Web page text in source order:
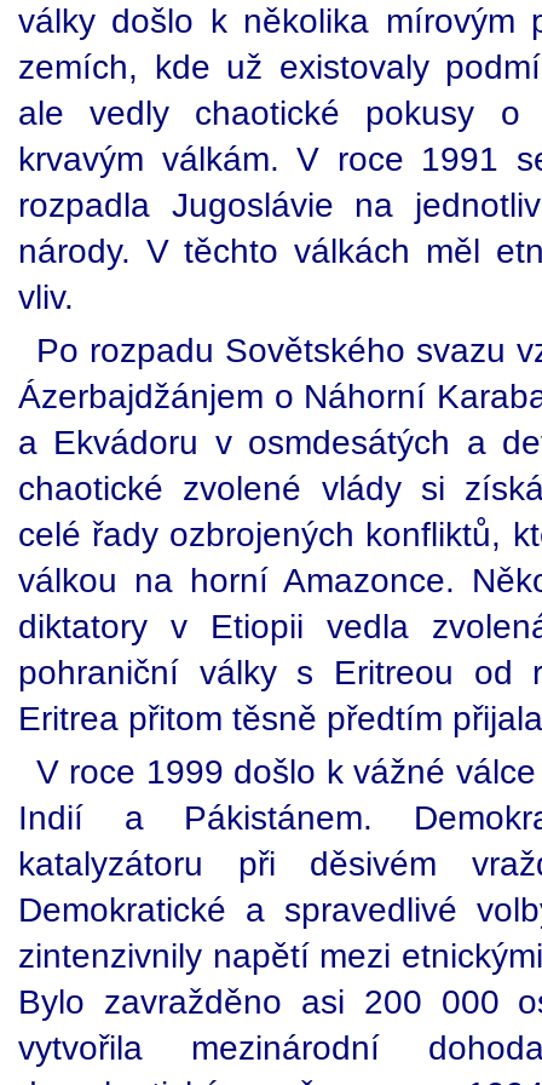
války došlo k několika mírovým
zemích, kde už existovaly
ale vedly chaotické pokusy o
krvavým válkám. V roce 1991
rozpadla Jugoslávie na
národy. V těchto válkách měl
vliv.
Po rozpadu Sovětského svazu
Ázerbajdžánjem o Náhorní
a Ekvádoru v osmdesátých a
chaotické zvolené vlády si
celé řady ozbrojených konfliktů,
válkou na horní Amazonce.
diktatory v Etiopii vedla
pohraniční války s Eritreou od
Eritrea přitom těsně předtím
V roce 1999 došlo k vážné
Indií a Pákistánem.
katalyzátoru při děsivém
Demokratické a spravedlivé
zintenzivnily napětí mezi
Bylo zavražděno asi 200 000
vytvořila mezinárodní